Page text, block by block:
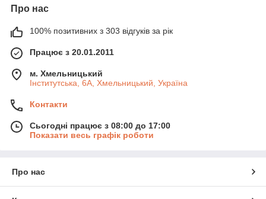
Про нас
100% позитивних з 303 відгуків за рік
Працює з 20.01.2011
м. Хмельницький
Інститутська, 6А, Хмельницький, Україна
Контакти
Сьогодні працює з 08:00 до 17:00
Показати весь графік роботи
Про нас